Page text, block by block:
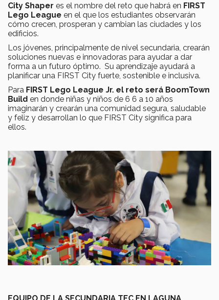
City Shaper es el nombre del reto que habrá en FIRST
Lego League en el que los estudiantes observarán
cómo crecen, prosperan y cambian las ciudades y los
edificios.
Los jóvenes, principalmente de nivel secundaria, crearán
soluciones nuevas e innovadoras para ayudar a dar
forma a un futuro óptimo. Su aprendizaje ayudará a
planificar una FIRST City fuerte, sostenible e inclusiva.
Para FIRST Lego League Jr. el reto será BoomTown
Build en donde niñas y niños de 6 6 a 10 años
imaginarán y crearán una comunidad segura, saludable
y feliz y desarrollan lo que FIRST City significa para
ellos.